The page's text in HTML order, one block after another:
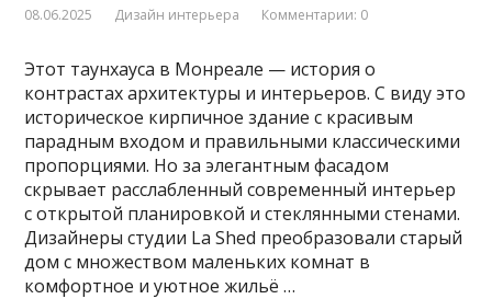
08.06.2025 Дизайн интерьера Комментарии: 0
Этот таунхауса в Монреале — история о
контрастах архитектуры и интерьеров. С виду это
историческое кирпичное здание с красивым
парадным входом и правильными классическими
пропорциями. Но за элегантным фасадом
скрывает расслабленный современный интерьер
с открытой планировкой и стеклянными стенами.
Дизайнеры студии La Shed преобразовали старый
дом с множеством маленьких комнат в
комфортное и уютное жильё …